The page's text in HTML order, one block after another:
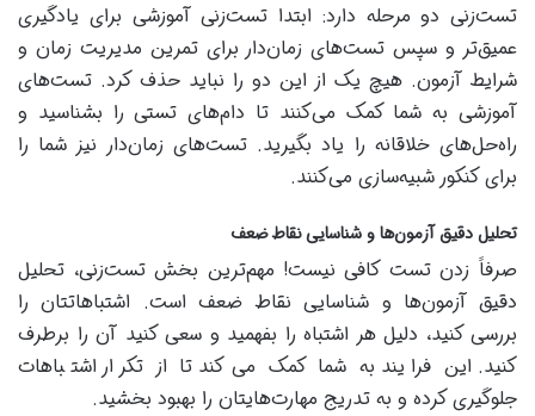
تست‌زنی دو مرحله دارد: ابتدا تست‌زنی آموزشی برای یادگیری
عمیق‌تر و سپس تست‌های زمان‌دار برای تمرین مدیریت زمان و
شرایط آزمون. هیچ یک از این دو را نباید حذف کرد. تست‌های
آموزشی به شما کمک می‌کنند تا دام‌های تستی را بشناسید و
راه‌حل‌های خلاقانه را یاد بگیرید. تست‌های زمان‌دار نیز شما را
برای کنکور شبیه‌سازی می‌کنند.
تحلیل دقیق آزمون‌ها و شناسایی نقاط ضعف
صرفاً زدن تست کافی نیست! مهم‌ترین بخش تست‌زنی، تحلیل
دقیق آزمون‌ها و شناسایی نقاط ضعف است. اشتباهاتتان را
بررسی کنید، دلیل هر اشتباه را بفهمید و سعی کنید آن را برطرف
کنید. این فرایند به شما کمک می‌کند تا از تکرار اشتباهات
جلوگیری کرده و به تدریج مهارت‌هایتان را بهبود بخشید.